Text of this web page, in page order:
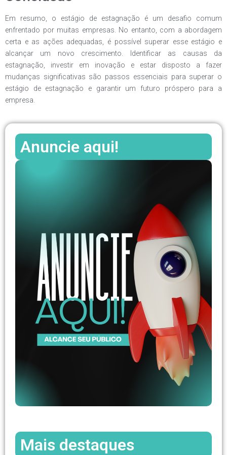
Em resumo, o estágio de estagnação é um desafio comum
enfrentado por muitas empresas. No entanto, com a abordagem
certa e as ações adequadas, é possível superar esse estágio e
alcançar um novo crescimento. Identificar as causas da
estagnação, investir em inovação e estar disposto a fazer
mudanças significativas são passos essenciais para superar o
estágio de estagnação e garantir um futuro próspero para a
empresa.
Anuncie aqui!
Mais destaques